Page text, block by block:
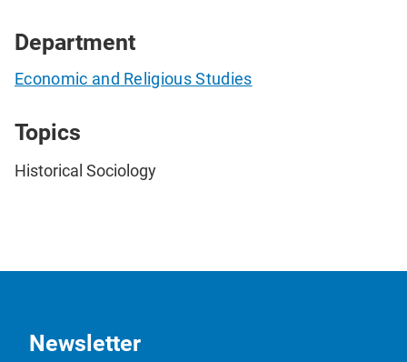
Department
Economic and Religious Studies
Topics
Historical Sociology
Newsletter